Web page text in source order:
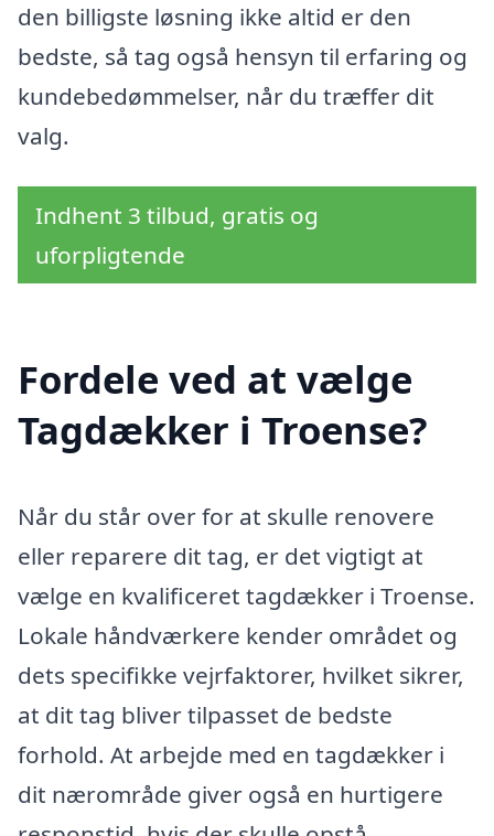
den billigste løsning ikke altid er den
bedste, så tag også hensyn til erfaring og
kundebedømmelser, når du træffer dit
valg.
Indhent 3 tilbud, gratis og
uforpligtende
Fordele ved at vælge
Tagdækker i Troense?
Når du står over for at skulle renovere
eller reparere dit tag, er det vigtigt at
vælge en kvalificeret tagdækker i Troense.
Lokale håndværkere kender området og
dets specifikke vejrfaktorer, hvilket sikrer,
at dit tag bliver tilpasset de bedste
forhold. At arbejde med en tagdækker i
dit nærområde giver også en hurtigere